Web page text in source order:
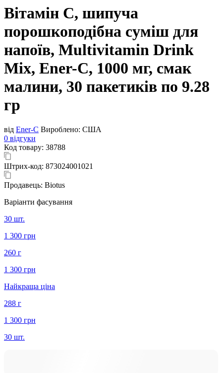
Вітамін С, шипуча
порошкоподібна суміш для
напоїв, Multivitamin Drink
Mix, Ener-C, 1000 мг, смак
малини, 30 пакетиків по 9.28
гр
від Ener-C Вироблено: США
0 відгуки
Код товару: 38788
Штрих-код: 873024001021
Продавець: Biotus
Варіанти фасування
30 шт.
1 300 грн
260 г
1 300 грн
Найкраща ціна
288 г
1 300 грн
30 шт.